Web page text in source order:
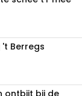
Berregs